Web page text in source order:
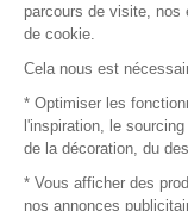
©
parcours de visite, nos
de cookie.
Cela nous est
* Optimiser les
l'inspiration, le
de la décoration, du
* Vous afficher des
nos annonces